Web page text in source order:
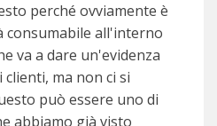
perché ovviamente è
consumabile all'interno
va a dare un'evidenza
ma non ci si
può essere uno di
abbiamo già visto